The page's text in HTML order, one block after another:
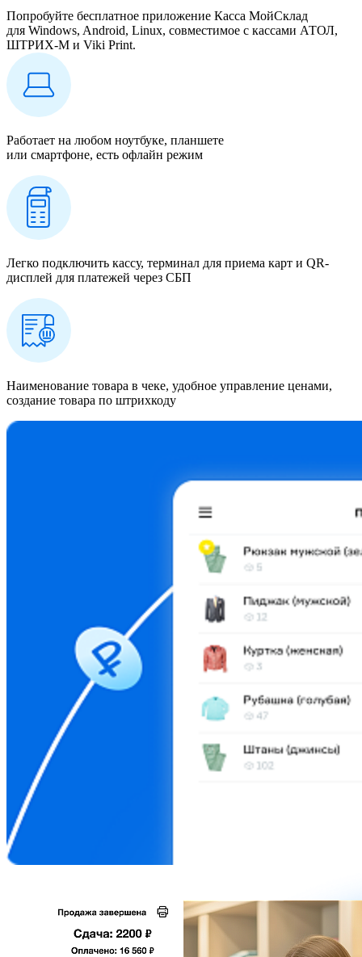
Попробуйте бесплатное приложение Касса МойСклад
для Windows, Android, Linux, совместимое с кассами АТОЛ,
ШТРИХ-М и Viki Print.
Работает на любом ноутбуке, планшете
или смартфоне, есть офлайн режим
Легко подключить кассу, терминал для приема карт и QR-
дисплей для платежей через СБП
Наименование товара в чеке, удобное управление ценами,
создание товара по штрихкоду